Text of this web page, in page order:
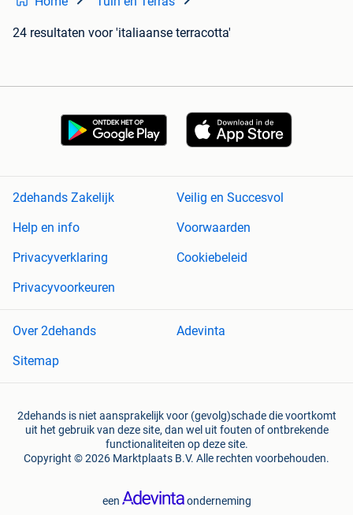
24 resultaten voor 'italiaanse terracotta'
2dehands Zakelijk
Veilig en Succesvol
Help en info
Voorwaarden
Privacyverklaring
Cookiebeleid
Privacyvoorkeuren
Over 2dehands
Adevinta
Sitemap
2dehands is niet aansprakelijk voor (gevolg)schade die voortkomt
uit het gebruik van deze site, dan wel uit fouten of ontbrekende
functionaliteiten op deze site.
Copyright © 2026 Marktplaats B.V. Alle rechten voorbehouden.
een onderneming